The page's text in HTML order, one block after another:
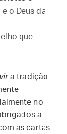
o Deus da
que
a tradição
no
a
as cartas